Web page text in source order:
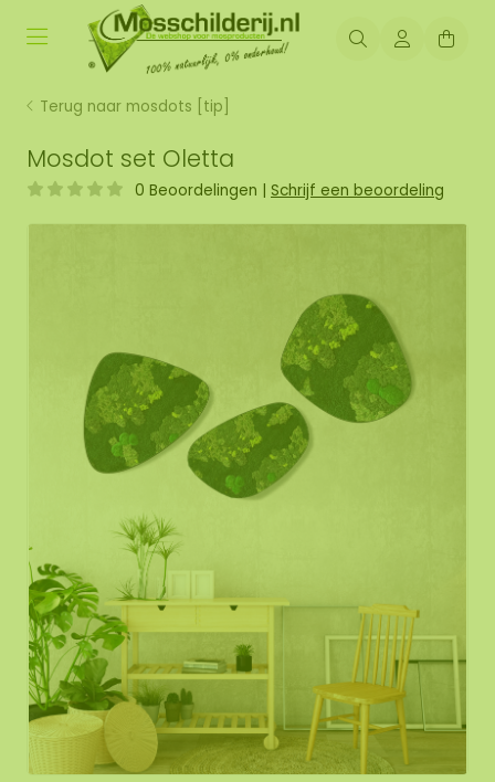
Terug naar mosdots [tip]
Mosdot set Oletta
0 Beoordelingen | Schrijf een beoordeling